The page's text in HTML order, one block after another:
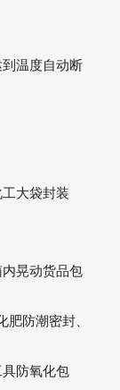
温度自动断
大袋封装
晃动货品包
防潮密封、
防氧化包